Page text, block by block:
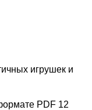
игрушек и
PDF 12